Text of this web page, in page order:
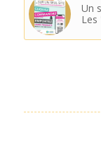
Un
Les